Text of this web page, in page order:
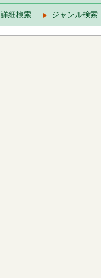
詳細検索 ジャンル検索